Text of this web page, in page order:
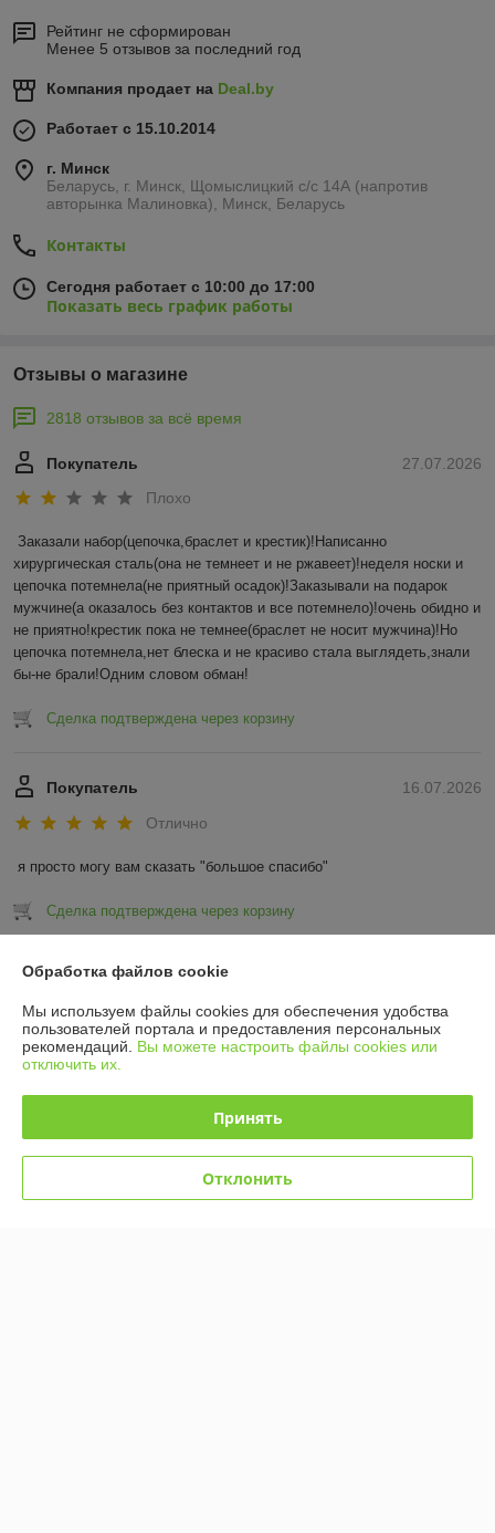
Рейтинг не сформирован
Менее 5 отзывов за последний год
Компания продает на Deal.by
Работает с 15.10.2014
г. Минск
Беларусь, г. Минск, Щомыслицкий с/с 14А (напротив
авторынка Малиновка), Минск, Беларусь
Контакты
Сегодня работает с 10:00 до 17:00
Показать весь график работы
Отзывы о магазине
2818 отзывов за всё время
27.07.2026
Покупатель
Плохо
Заказали набор(цепочка,браслет и крестик)!Написанно
хирургическая сталь(она не темнеет и не ржавеет)!неделя носки и
цепочка потемнела(не приятный осадок)!Заказывали на подарок
мужчине(а оказалось без контактов и все потемнело)!очень обидно и
не приятно!крестик пока не темнее(браслет не носит мужчина)!Но
цепочка потемнела,нет блеска и не красиво стала выглядеть,знали
бы-не брали!Одним словом обман!
Сделка подтверждена через корзину
16.07.2026
Покупатель
Отлично
я просто могу вам сказать "большое спасибо"
Сделка подтверждена через корзину
Показать все отзывы
О нас
Контакты
Доставка и оплата
График работы
Обработка файлов cookie
Мы используем файлы cookies для обеспечения удобства
пользователей портала и предоставления персональных
рекомендаций. Вы можете настроить файлы cookies или
отключить их.
Принять
Отклонить